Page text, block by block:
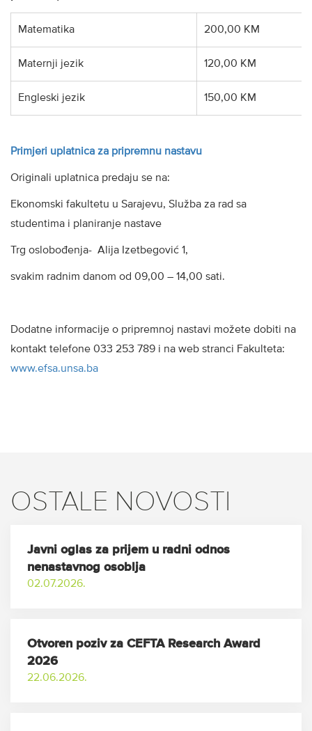
Matematika 200,00 KM
Maternji jezik 120,00 KM
Engleski jezik 150,00 KM
Primjeri uplatnica za pripremnu nastavu
Originali uplatnica predaju se na:
Ekonomski fakultetu u Sarajevu, Služba za rad sa
studentima i planiranje nastave
Trg oslobođenja- Alija Izetbegović 1,
svakim radnim danom od 09,00 – 14,00 sati.
Dodatne informacije o pripremnoj nastavi možete dobiti na
kontakt telefone 033 253 789 i na web stranci Fakulteta:
www.efsa.unsa.ba
OSTALE NOVOSTI
Javni oglas za prijem u radni odnos
nenastavnog osoblja
02.07.2026.
Otvoren poziv za CEFTA Research Award
2026
22.06.2026.